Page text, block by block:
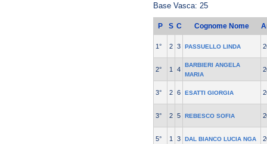
Base Vasca: 25
P S C Cognome Nome
1° 2 3 PASSUELLO LINDA
2° 1 4
BARBIERI ANGELA
MARIA
3° 2 6 ESATTI GIORGIA
3° 2 5 REBESCO SOFIA
5° 1 3 DAL BIANCO LUCIA NGA